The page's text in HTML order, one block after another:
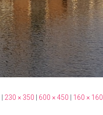
230 × 350 600 × 450 160 × 160